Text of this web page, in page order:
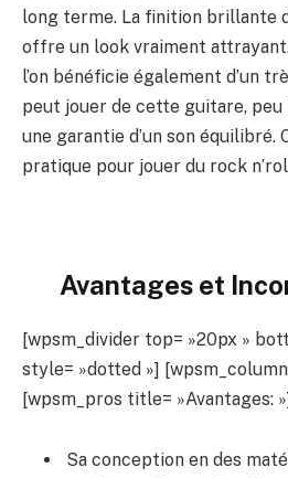
long terme. La finition brillante
offre un look vraiment
l’on bénéficie également d’un
peut jouer de cette guitare,
une garantie d’un son
pratique pour jouer du rock
Avantages et
[wpsm_divider top= »20px »
style= »dotted »]
[wpsm_pros title= »Avantages:
Sa conception en des